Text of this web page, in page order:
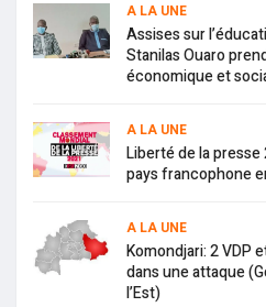
A LA UNE
Assises sur
Stanilas Ouaro
économique et
A LA UNE
Liberté de la presse
pays francophone
A LA UNE
Komondjari: 2 VDP
dans une attaque
l’Est)